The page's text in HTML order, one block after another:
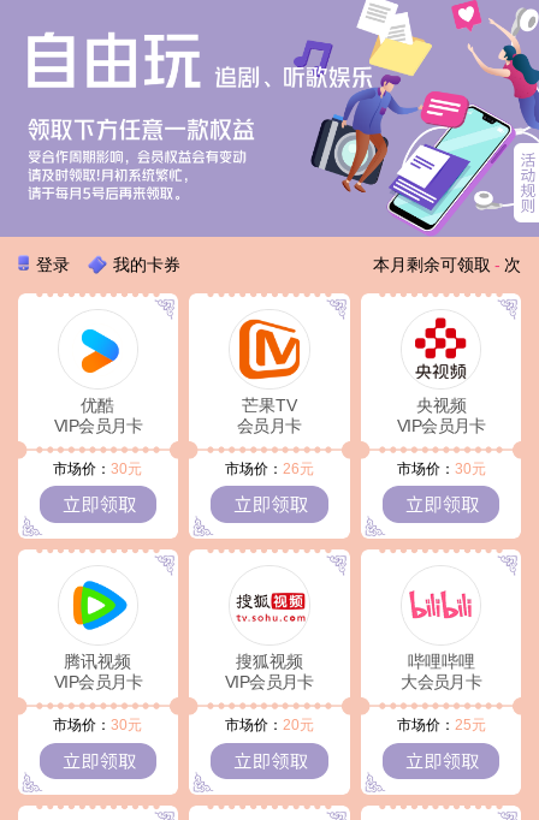
登录 我的卡券 本月剩余可领取 - 次
优酷
VIP会员月卡
市场价：30元
芒果TV
会员月卡
市场价： 26元
央视频
VIP会员月卡
市场价： 30元
腾讯视频
VIP会员月卡
市场价：30元
搜狐视频
VIP会员月卡
市场价： 20元
哔哩哔哩
大会员月卡
市场价： 25元